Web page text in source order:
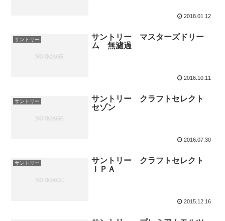
2018.01.12
サントリー
サントリー マスターズドリー
ム 無濾過
2016.10.11
サントリー
サントリー クラフトセレクト
セゾン
2016.07.30
サントリー
サントリー クラフトセレクト
ＩＰＡ
2015.12.16